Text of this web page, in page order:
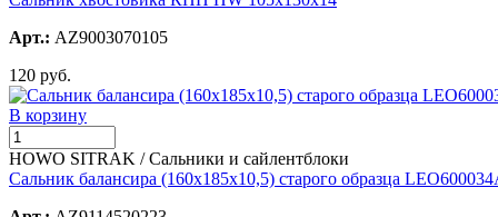
Арт.: AZ9003070105
120 руб.
В корзину
HOWO SITRAK / Сальники и сайлентблоки
Сальник балансира (160х185х10,5) старого образца